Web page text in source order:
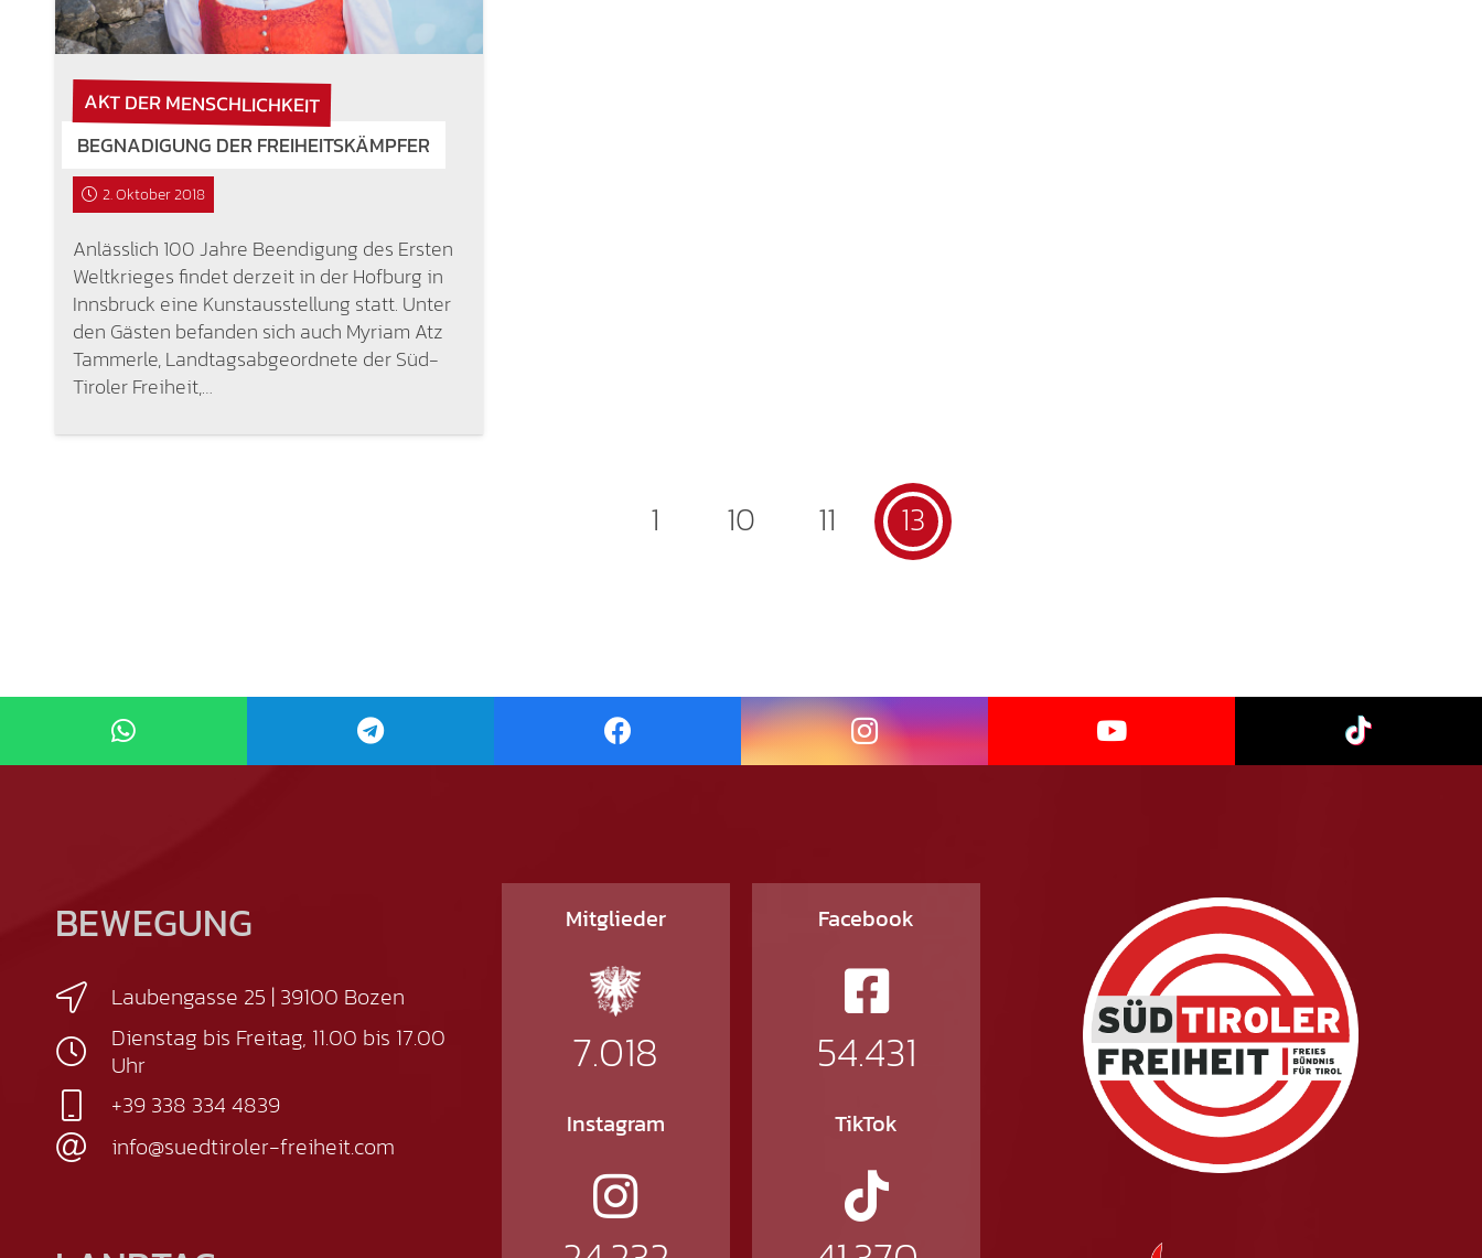
AKT DER MENSCHLICHKEIT
BEGNADIGUNG DER FREIHEITSKÄMPFER
2. Oktober 2018
Anlässlich 100 Jahre Beendigung des Ersten
Weltkrieges findet derzeit in der Hofburg in
Innsbruck eine Kunstausstellung statt. Unter
den Gästen befanden sich auch Myriam Atz
Tammerle, Landtagsabgeordnete der Süd-
Tiroler Freiheit,…
1 10 11 13
BEWEGUNG
Laubengasse 25 | 39100 Bozen
Dienstag bis Freitag, 11.00 bis 17.00
Uhr
+39 338 334 4839
info@suedtiroler-freiheit.com
Mitglieder
7.018
Facebook
54.431
Instagram TikTok